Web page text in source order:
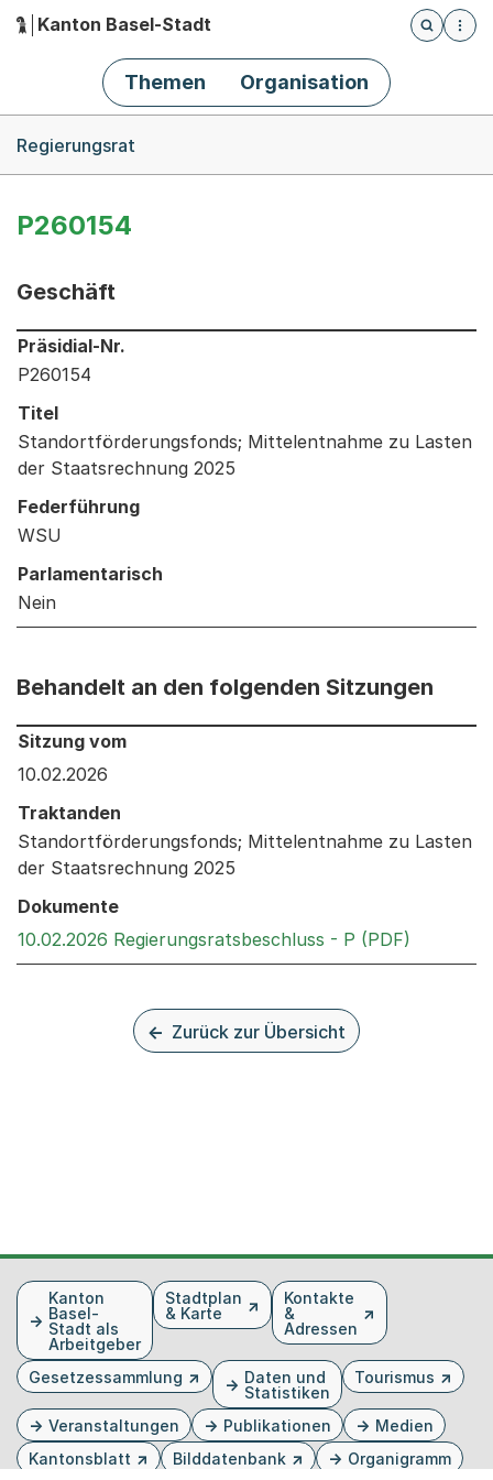
Hauptnavigation
Kanton Basel-Stadt
Öffnet
Themen Organisation
Regierungsrat
P260154
Geschäft
Informationen zum Ausgewählten Geschäft
Präsidial-Nr.
P260154
Titel
Standortförderungsfonds; Mittelentnahme zu Lasten
der Staatsrechnung 2025
Federführung
WSU
Parlamentarisch
Nein
Behandelt an den folgenden Sitzungen
Behandelt an den folgenden Sitzungen: Informationen
Sitzung vom
10.02.2026
Traktanden
Standortförderungsfonds; Mittelentnahme zu Lasten
der Staatsrechnung 2025
Dokumente
10.02.2026 Regierungsratsbeschluss - P (PDF)
Zurück zur Übersicht
FusszeileKanton
Basel-
Stadt als
Arbeitgeber
Stadtplan
& Karte
Kontakte
&
Adressen
Gesetzessammlung
Daten und
Statistiken
Tourismus
Veranstaltungen Publikationen
Medien
Kantonsblatt
Bilddatenbank Organigramm